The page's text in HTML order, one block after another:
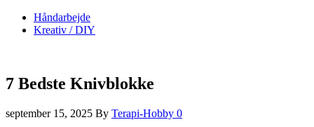
Håndarbejde
Kreativ / DIY
7 Bedste Knivblokke
september 15, 2025 By Terapi-Hobby 0